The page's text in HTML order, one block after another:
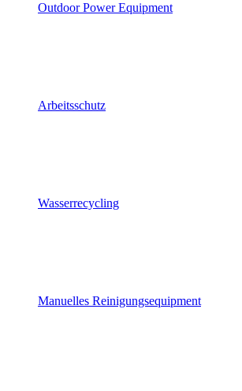
Outdoor Power Equipment
Arbeitsschutz
Wasserrecycling
Manuelles Reinigungsequipment